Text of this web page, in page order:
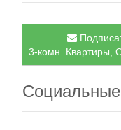
3-комн. Квартиры,